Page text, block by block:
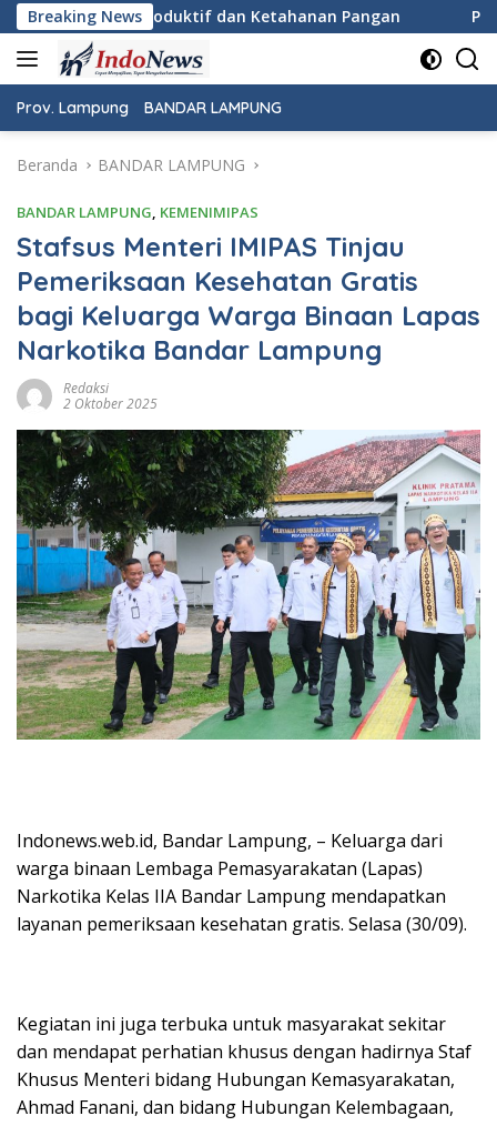
Langsung
ke
konten
Breaking News
dan Ketahanan Pangan Pemeriksaan Kesehatan
Prov. Lampung BANDAR LAMPUNG
Beranda BANDAR LAMPUNG
BANDAR LAMPUNG, KEMENIMIPAS
Stafsus Menteri IMIPAS Tinjau
Pemeriksaan Kesehatan Gratis
bagi Keluarga Warga Binaan Lapas
Narkotika Bandar Lampung
Redaksi
2 Oktober 2025
Indonews.web.id, Bandar Lampung, – Keluarga dari
warga binaan Lembaga Pemasyarakatan (Lapas)
Narkotika Kelas IIA Bandar Lampung mendapatkan
layanan pemeriksaan kesehatan gratis. Selasa (30/09).
Kegiatan ini juga terbuka untuk masyarakat sekitar
dan mendapat perhatian khusus dengan hadirnya Staf
Khusus Menteri bidang Hubungan Kemasyarakatan,
Ahmad Fanani, dan bidang Hubungan Kelembagaan,